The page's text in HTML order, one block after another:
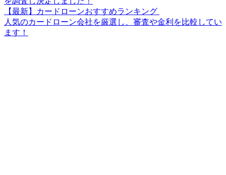
【最新】カードローンおすすめランキング
人気のカードローン会社を厳選し、審査や金利を比較してい
ます！